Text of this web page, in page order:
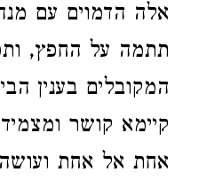
אלה הדמוים עם
תתמה על החפץ,
המקובלים בענין
קיימא קושר
אחת אל אחת